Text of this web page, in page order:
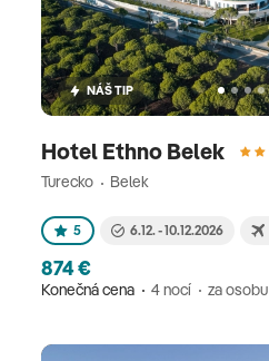
NÁŠ TIP
Hotel Ethno Belek
Turecko Belek
5 6.12. - 10.12.2026
874 €
Konečná cena 4 nocí za osobu